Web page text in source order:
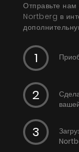
Отправьте
Nortberg в